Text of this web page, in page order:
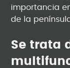
importancia
de la
Se trata